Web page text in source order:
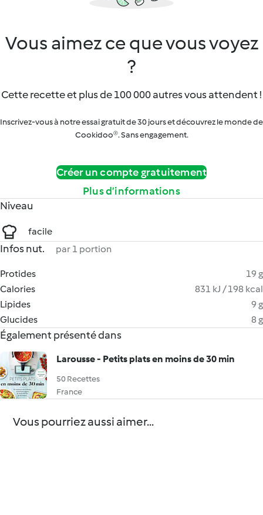
Vous aimez ce que vous voyez
?
Cette recette et plus de 100 000 autres vous attendent !
Inscrivez-vous à notre essai gratuit de 30 jours et découvrez le monde de
Cookidoo®. Sans engagement.
Créer un compte gratuitement
Plus d’informations
Niveau
facile
Infos nut. par 1 portion
Protides
19 g
Calories
831 kJ / 198 kcal
Lipides
9 g
Glucides
8 g
Également présenté dans
Larousse - Petits plats en moins de 30 min
50 Recettes
France
Vous pourriez aussi aimer...